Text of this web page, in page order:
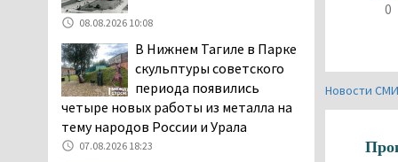
0
Новости
08.08.2026 10:08
В Нижнем Тагиле в Парке
скульптуры советского
периода появились
четыре новых работы из металла на
тему народов России и Урала
07.08.2026 18:23